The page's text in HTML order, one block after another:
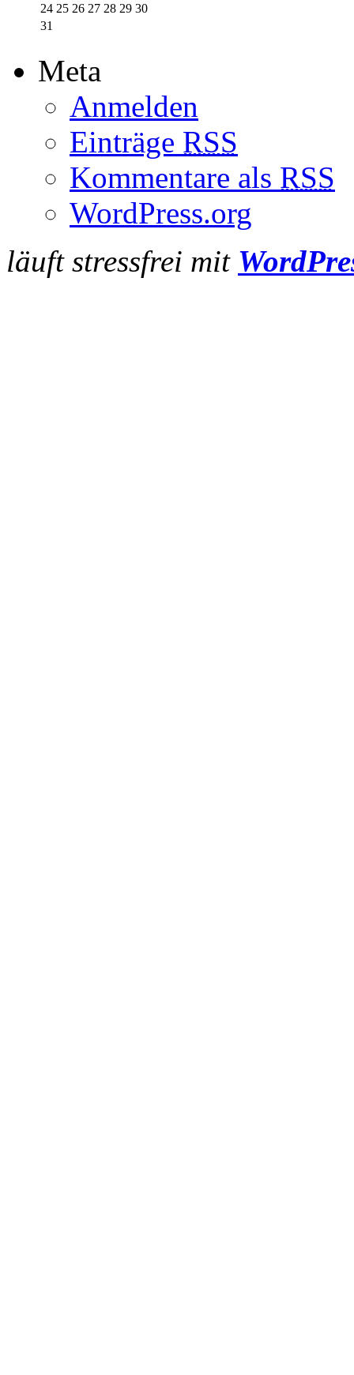
24 25 26 27 28 29 30
31
Meta
Anmelden
Einträge RSS
Kommentare als RSS
WordPress.org
läuft stressfrei mit